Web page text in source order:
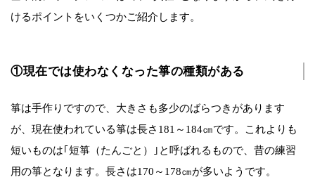
けるポイントをいくつかご紹介します。
①現在では使わなくなった箏の種類がある
箏は手作りですので、大きさも多少のばらつきがあります
が、現在使われている箏は長さ181～184㎝です。これよりも
短いものは｢短箏（たんごと）｣と呼ばれるもので、昔の練習
用の箏となります。長さは170～178㎝が多いようです。